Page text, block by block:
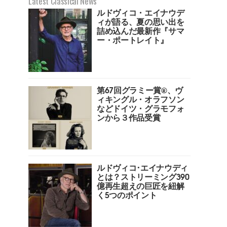
ルドヴィコ・エイナウデ
ィが語る、夏の思い出を
詰め込んだ最新作『サマ
ー・ポートレイト』
第67回グラミー賞︎®️、ヴ
ィキングル・オラフソン
などドイツ・グラモフォ
ンから３作品受賞
ルドヴィコ･エイナウディ
とは？ストリーミング390
億再生超えの巨匠を紐解
く5つのポイント